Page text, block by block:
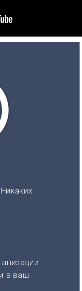
–
в ваш